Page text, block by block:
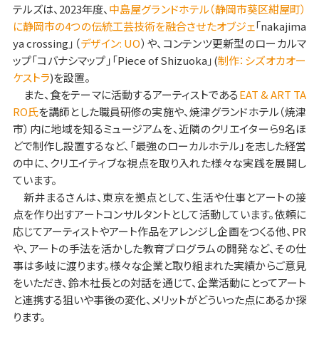
テルズは、2023年度、 中島屋グランドホテル（静岡市葵区紺屋町）
に静岡市の4つの伝統工芸技術を融合させたオブジェ「nakajima
ya crossing」（デザイン: UO）や、コンテンツ更新型のローカルマ
ップ「コバナシマップ」「Piece of Shizuoka」(制作：シズオカオー
ケストラ)を設置。
また、食をテーマに活動するアーティストであるEAT & ART TA
RO氏を講師とした職員研修の実施や、焼津グランドホテル（焼津
市）内に地域を知るミュージアムを、近隣のクリエイターら9名ほ
どで制作し設置するなど、「最強のローカルホテル」を志した経営
の中に、クリエイティブな視点を取り入れた様々な実践を展開し
ています。
新井まるさんは、東京を拠点として、生活や仕事とアートの接
点を作り出すアートコンサルタントとして活動しています。依頼に
応じてアーティストやアート作品をアレンジし企画をつくる他、PR
や、アートの手法を活かした教育プログラムの開発など、その仕
事は多岐に渡ります。様々な企業と取り組まれた実績からご意見
をいただき、鈴木社長との対話を通じて、企業活動にとってアート
と連携する狙いや事後の変化、メリットがどういった点にあるか探
ります。